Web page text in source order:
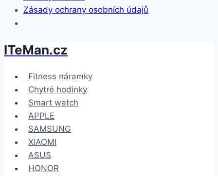
Zásady ochrany osobních údajů
Přeskočit
obsah
ITeMan.cz
Fitness náramky
Chytré hodinky
Smart watch
APPLE
SAMSUNG
XIAOMI
ASUS
HONOR